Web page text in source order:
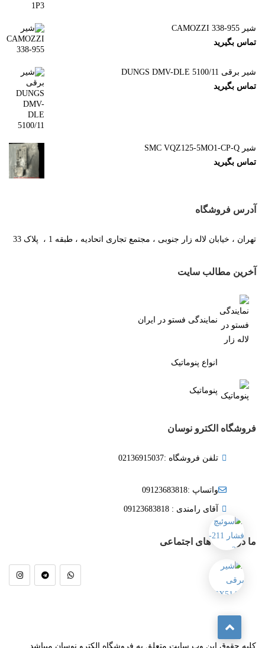
شیر CAMOZZI 338-955
تماس بگیرید
شیر برقی DUNGS DMV-DLE 5100/11
تماس بگیرید
شیر SMC VQZ125-5MO1-CP-Q
تماس بگیرید
آدرس فروشگاه
تهران ، خیابان لاله زار جنوبی ، مجتمع تجاری اتحادیه ، طبقه 1 ، پلاک 33
آخرین مطالب سایت
نمایندگی فستو در ایران
انواع پنوماتیک
پنوماتیک
فروشگاه الکترو نوسان
تلفن فروشگاه :02136915037
واتساپ :09123683818
آقای رامندی : 09123683818
ما در شبکه های اجتماعی
کلیه حقوق این وب سایت متعلق به فروشگاه الکترو نوسان میباشد